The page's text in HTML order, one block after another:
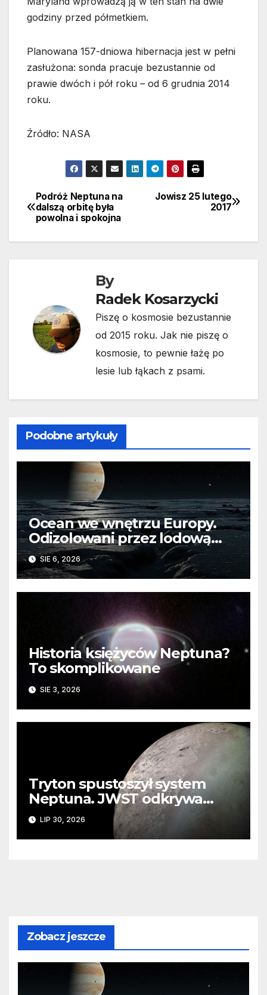
godziny przed półmetkiem.
Planowana 157-dniowa hibernacja jest w pełni
zasłużona: sonda pracuje bezustannie od
prawie dwóch i pół roku – od 6 grudnia 2014
roku.
Źródło: NASA
Nawigacja
wpisu
Jowisz 25 lutego
2017
Podróż Neptuna na
dalszą orbitę była
powolna i spokojna
By
Radek Kosarzycki
Piszę o kosmosie bezustannie
od 2015 roku. Jak nie piszę o
kosmosie, to pewnie łażę po
lesie lub łąkach z psami.
Podobne artykuły
Ocean we wnętrzu Europy.
Odizolowani przez lodową
barierę
SIE 6, 2026
Historia księżyców Neptuna?
To skomplikowane
SIE 3, 2026
Tryton spustoszył system
Neptuna. JWST odkrywa
ślady kosmicznej katastrofy i
zaginionego lodu
LIP 30, 2026
Zobacz jeszcze